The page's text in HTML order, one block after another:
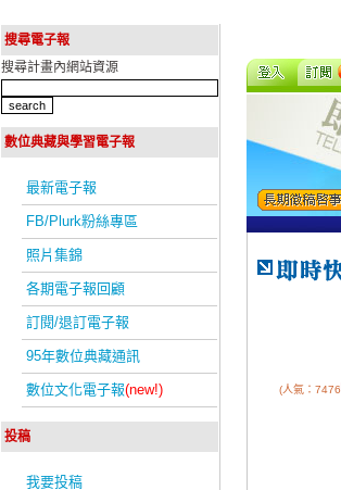
搜尋電子報
搜尋計畫內網站資源
數位典藏與學習電子報
最新電子報
FB/Plurk粉絲專區
照片集錦
各期電子報回顧
訂閱/退訂電子報
95年數位典藏通訊
數位文化電子報(new!)
投稿
我要投稿
(人氣：7476